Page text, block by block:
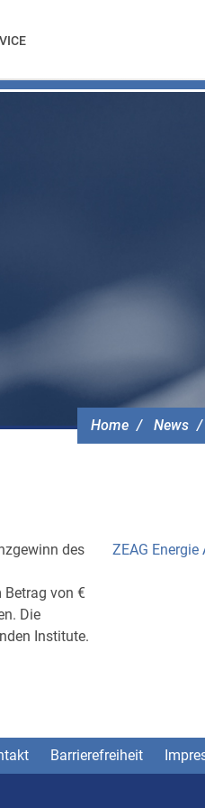
Home News
des
Betrag von €
Die
Institute.
ZEAG Energie
Barrierefreiheit